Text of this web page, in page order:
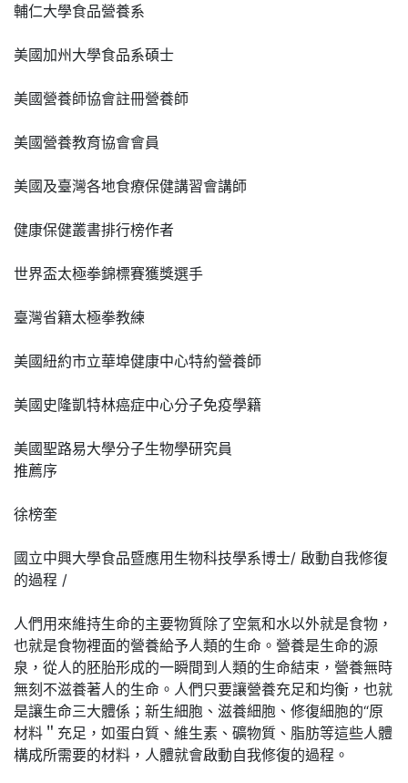
輔仁大學食品營養系
美國加州大學食品系碩士
美國營養師協會註冊營養師
美國營養教育協會會員
美國及臺灣各地食療保健講習會講師
健康保健叢書排行榜作者
世界盃太極拳錦標賽獲獎選手
臺灣省籍太極拳教練
美國紐約市立華埠健康中心特約營養師
美國史隆凱特林癌症中心分子免疫學籍
美國聖路易大學分子生物學研究員
推薦序
徐榜奎
國立中興大學食品暨應用生物科技學系博士/ 啟動自我修復
的過程 /
人們用來維持生命的主要物質除了空氣和水以外就是食物，
也就是食物裡面的營養給予人類的生命。營養是生命的源
泉，從人的胚胎形成的一瞬間到人類的生命結束，營養無時
無刻不滋養著人的生命。人們只要讓營養充足和均衡，也就
是讓生命三大體係；新生細胞、滋養細胞、修復細胞的“原
材料＂充足，如蛋白質、維生素、礦物質、脂肪等這些人體
構成所需要的材料，人體就會啟動自我修復的過程。